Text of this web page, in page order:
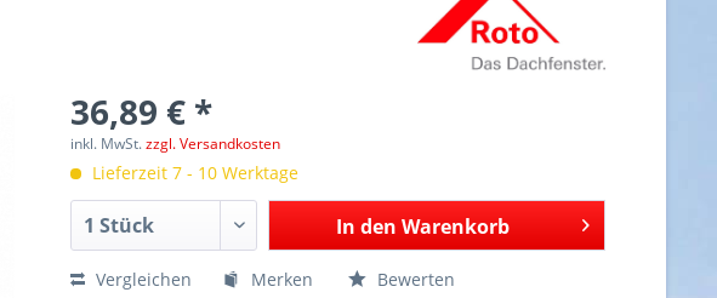
36,89 € *
inkl. MwSt.zzgl. Versandkosten
Lieferzeit 7 - 10 Werktage
In den Warenkorb
Vergleichen Merken Bewerten